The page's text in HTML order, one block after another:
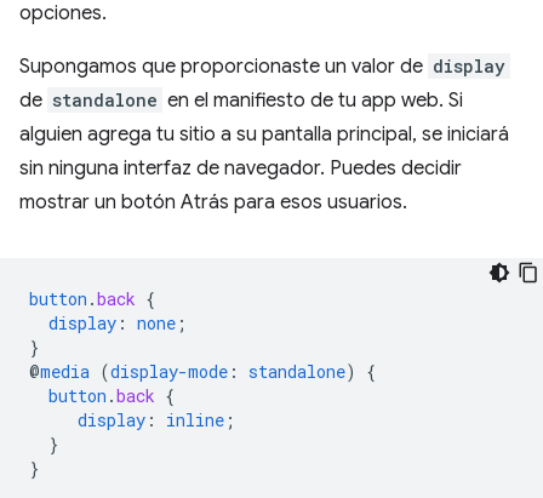
opciones.
Supongamos que proporcionaste un valor de display
de standalone en el manifiesto de tu app web. Si
alguien agrega tu sitio a su pantalla principal, se iniciará
sin ninguna interfaz de navegador. Puedes decidir
mostrar un botón Atrás para esos usuarios.
button .back {
display : none ;
}
@media (display-mode : standalone)
{
button .back {
display : inline ;
}
}